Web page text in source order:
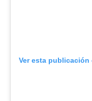
Ver esta publicación